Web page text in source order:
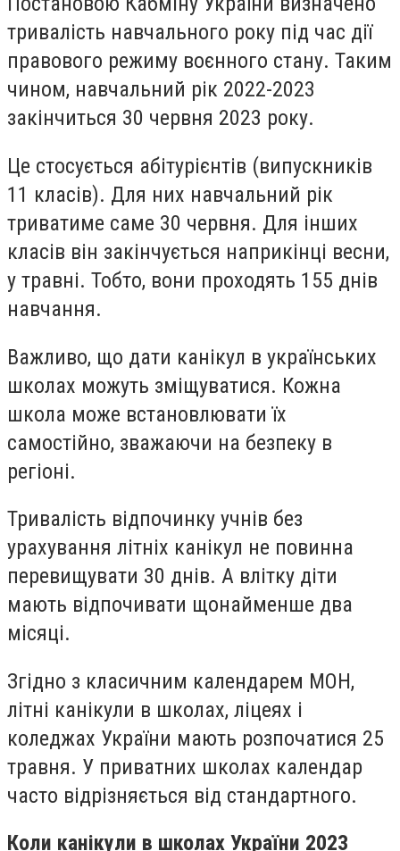
тривалість навчального року під час дії
правового режиму воєнного стану. Таким
чином, навчальний рік 2022-2023
закінчиться 30 червня 2023 року.
Це стосується абітурієнтів (випускників
11 класів). Для них навчальний рік
триватиме саме 30 червня. Для інших
класів він закінчується наприкінці весни,
у травні. Тобто, вони проходять 155 днів
навчання.
Важливо, що дати канікул в українських
школах можуть зміщуватися. Кожна
школа може встановлювати їх
самостійно, зважаючи на безпеку в
регіоні.
Тривалість відпочинку учнів без
урахування літніх канікул не повинна
перевищувати 30 днів. А влітку діти
мають відпочивати щонайменше два
місяці.
Згідно з класичним календарем МОН,
літні канікули в школах, ліцеях і
коледжах України мають розпочатися 25
травня. У приватних школах календар
часто відрізняється від стандартного.
Коли канікули в школах України 2023